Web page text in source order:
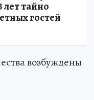
лет тайно
гостей
возбуждены